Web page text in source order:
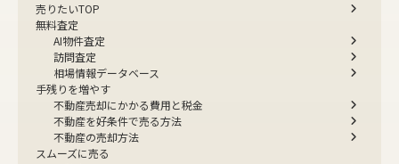
売りたいTOP
無料査定
AI物件査定
訪問査定
相場情報データベース
手残りを増やす
不動産売却にかかる費用と税金
不動産を好条件で売る方法
不動産の売却方法
スムーズに売る